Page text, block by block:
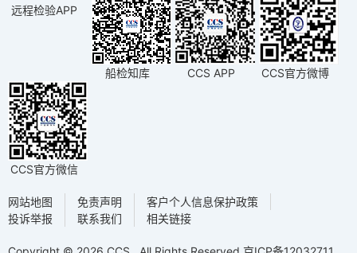
远程检验APP
船检知库 CCS APP CCS官方微博
CCS官方微信
网站地图 免责声明
客户个人信息保护政策
投诉举报
联系我们 相关链接